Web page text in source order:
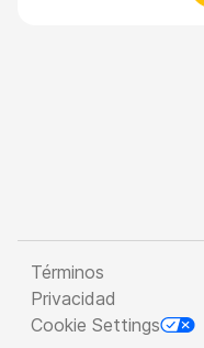
Términos
Privacidad
Cookie Settings